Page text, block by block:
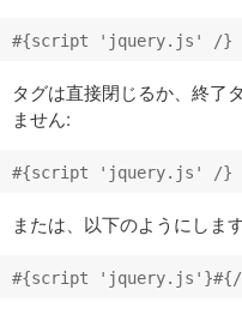
タグは直接閉じるか、終了
ません:
または、以下のようにします